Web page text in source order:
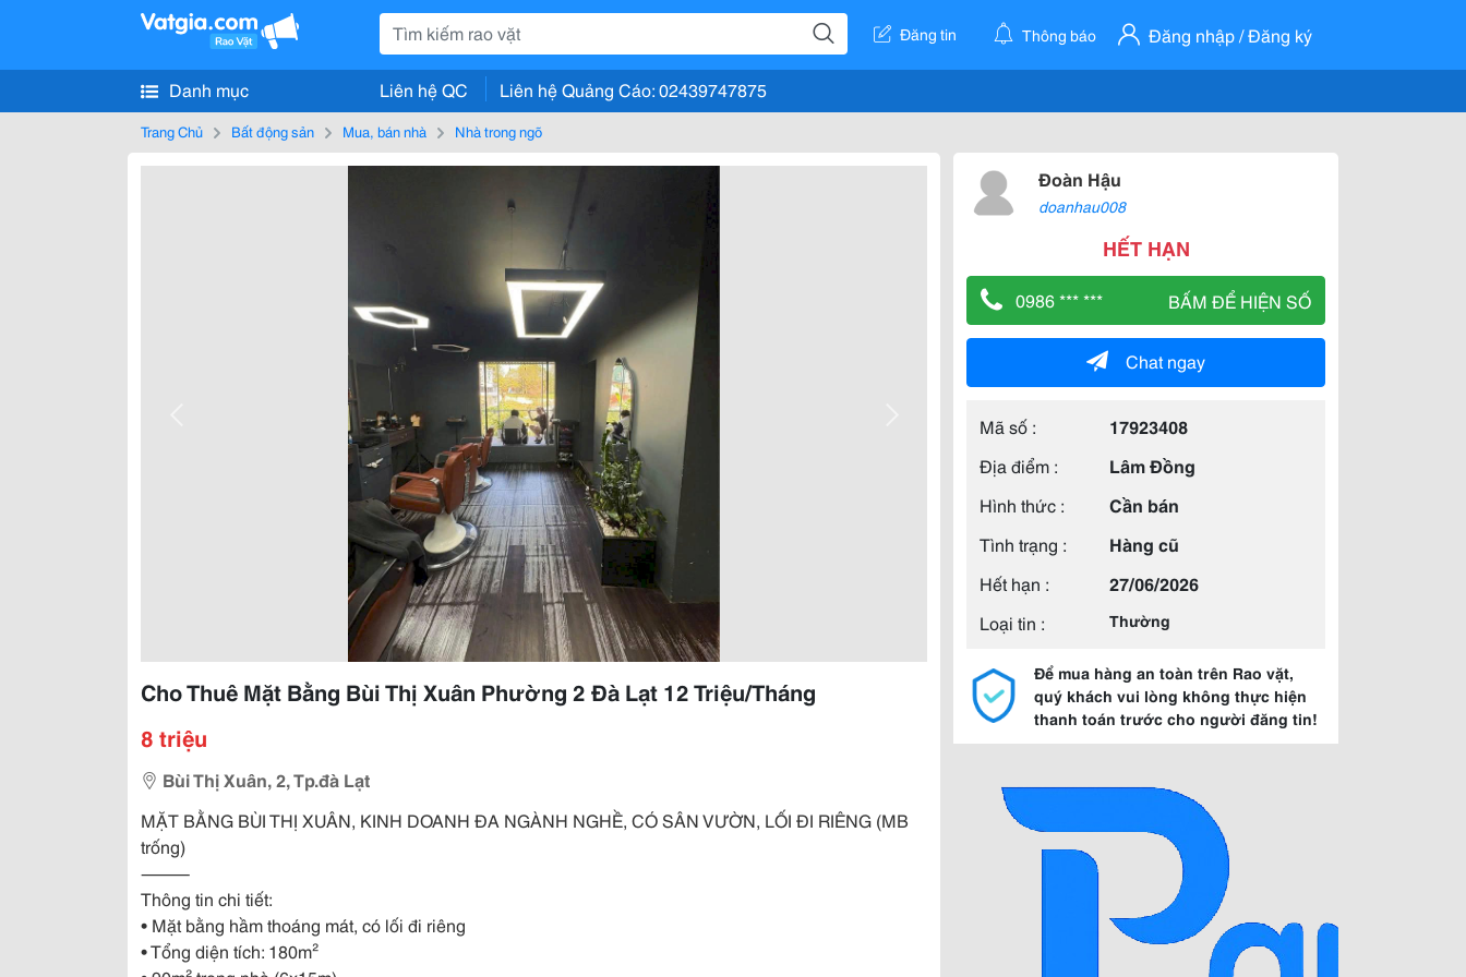
Đăng tin Thông báo Đăng nhập / Đăng ký
Danh mục Liên hệ QC Liên hệ Quảng Cáo: 02439747875
Trang Chủ Bất động sản Mua, bán nhà Nhà trong ngõ
Cho Thuê Mặt Bằng Bùi Thị Xuân Phường 2 Đà Lạt 12 Triệu/Tháng
8 triệu
Bùi Thị Xuân, 2, Tp.đà Lạt
MẶT BẰNG BÙI THỊ XUÂN, KINH DOANH ĐA NGÀNH NGHỀ, CÓ SÂN VƯỜN, LỐI ĐI RIÊNG (MB
trống)
⸻
Thông tin chi tiết:
• Mặt bằng hầm thoáng mát, có lối đi riêng
• Tổng diện tích: 180m²
Đoàn Hậu
doanhau008
HẾT HẠN
0986 *** *** BẤM ĐỂ HIỆN SỐ
Chat ngay
Mã số :
17923408
Địa điểm :
Lâm Đồng
Hình thức :
Cần bán
Tình trạng :
Hàng cũ
Hết hạn :
27/06/2026
Loại tin :
Thường
Để mua hàng an toàn trên Rao vặt,
quý khách vui lòng không thực hiện
thanh toán trước cho người đăng tin!